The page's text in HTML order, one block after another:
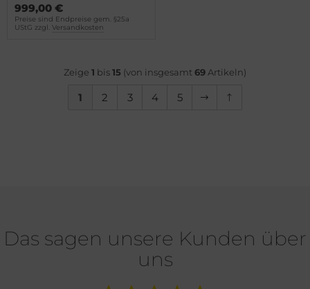
999,00 €
Preise sind Endpreise gem. §25a
UStG zzgl. Versandkosten
Zeige 1 bis15 (von insgesamt 69 Artikeln)
1 2 3 4 5
Das sagen unsere Kunden über
uns